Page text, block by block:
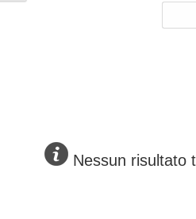
Nessun risultato